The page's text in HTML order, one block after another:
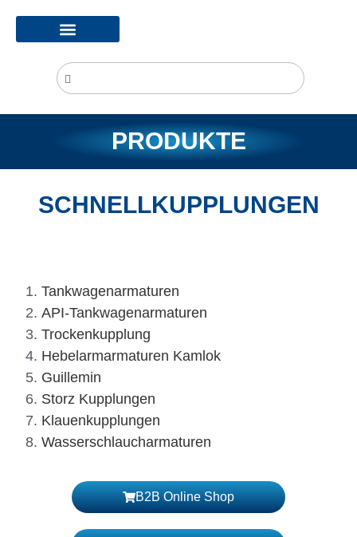
PRODUKTE
SCHNELLKUPPLUNGEN
Tankwagenarmaturen
API-Tankwagenarmaturen
Trockenkupplung
Hebelarmarmaturen Kamlok
Guillemin
Storz Kupplungen
Klauenkupplungen
Wasserschlaucharmaturen
B2B Online Shop